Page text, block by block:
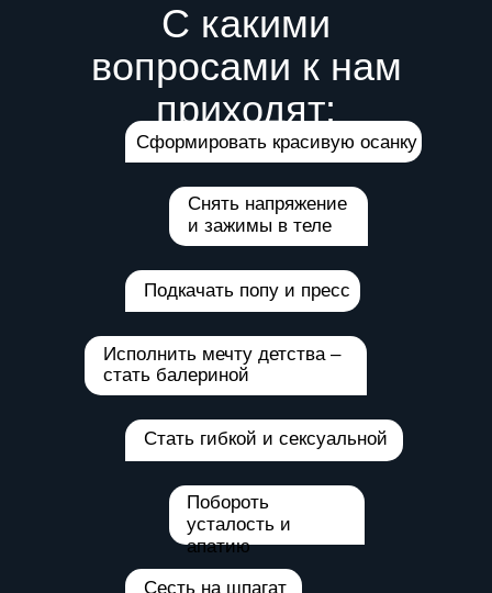
Сформировать красивую осанку
Стать гибкой и сексуальной
Побороть
усталость и
апатию
Подкачать попу и пресс
С какими
вопросами к нам
приходят:
Снять напряжение
и зажимы в теле
Исполнить мечту детства –
стать балериной
Сесть на шпагат